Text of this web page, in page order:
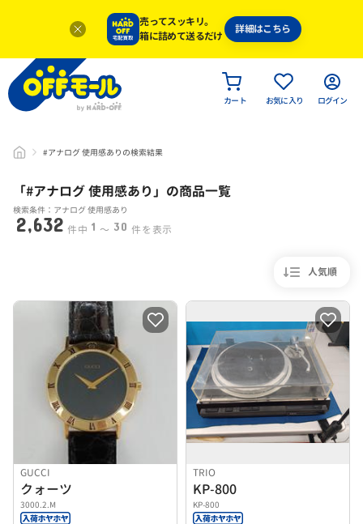
売ってスッキリ。
箱に詰めて送るだけ
詳細はこちら
カート お気に入り ログイン
#アナログ 使用感ありの検索結果
「#アナログ 使用感あり」 の商品一覧
検索条件：アナログ 使用感あり
2,632 件中 1 〜 30 件を表示
人気順
GUCCI
クォーツ
3000.2.M
TRIO
KP-800
KP-800